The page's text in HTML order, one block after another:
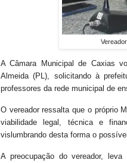
A Câmara Municipal de Caxias
Almeida (PL), solicitando à
professores da rede municipal de
O vereador ressalta que o próprio
viabilidade legal, técnica e
vislumbrando desta forma o
A preocupação do vereador,